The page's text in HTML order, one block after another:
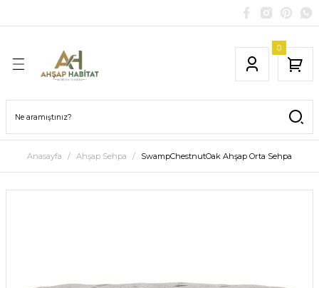
0
Anasayfa Ahşap Sehpa SwampChestnutOak Ahşap Orta Sehpa